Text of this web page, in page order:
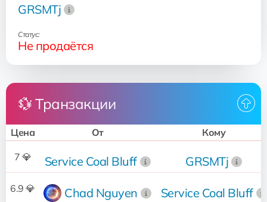
GRSMTj
Статус:
Не продаётся
💱 Транзакции
Цена От Кому
7 💎 Service Coal Bluff GRSMTj
6.9 💎 Chad Nguyen Service Coal Bluff